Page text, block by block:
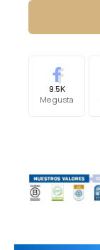
9.5K
Me gusta